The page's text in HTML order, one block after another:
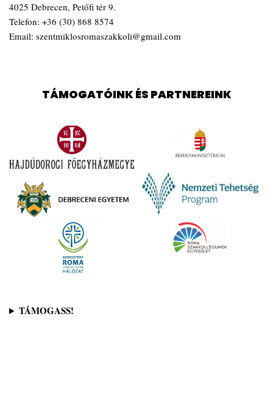
4025 Debrecen, Petőfi tér 9.
Telefon: +36 (30) 868 8574
Email: szentmiklosromaszakkoli@gmail.com
TÁMOGATÓINK ÉS PARTNEREINK
TÁMOGASS!